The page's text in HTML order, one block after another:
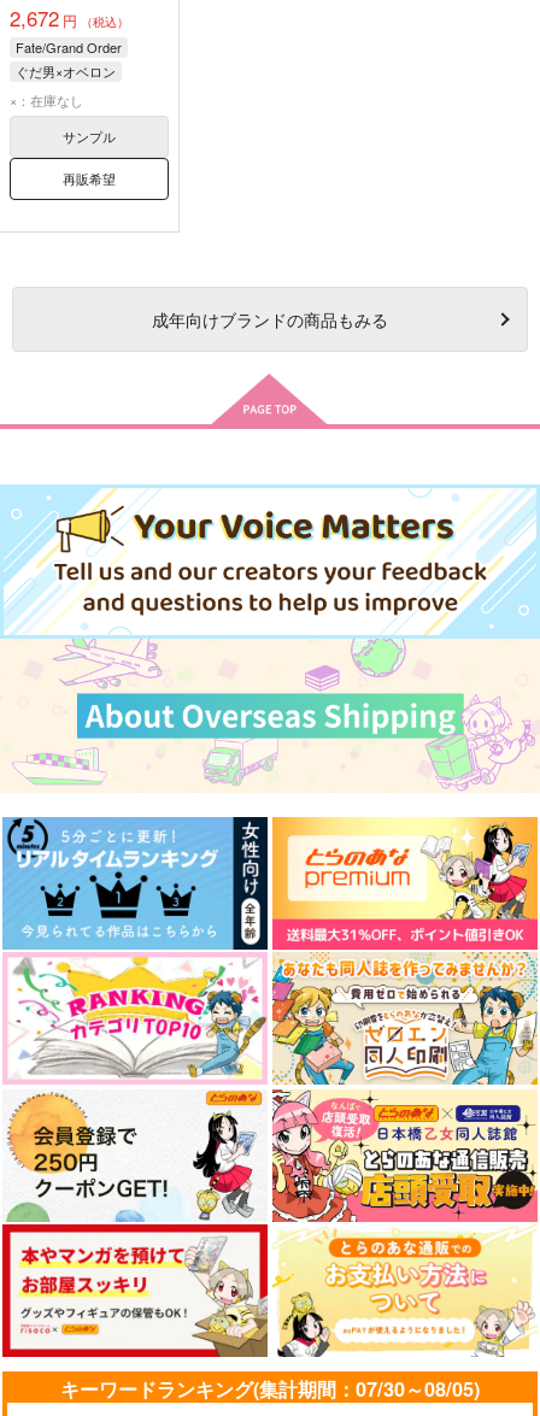
2,672 円 （税込）
Fate/Grand Order
ぐだ男×オベロン
藤丸立香
×：在庫なし
サンプル
再販希望
成年向けブランドの商品もみる
キーワードランキング(集計期間：07/30～08/05)